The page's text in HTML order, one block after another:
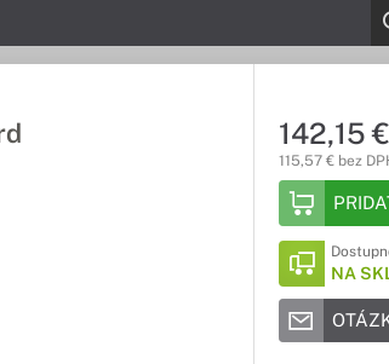
142,15 €
115,57 € bez
NA